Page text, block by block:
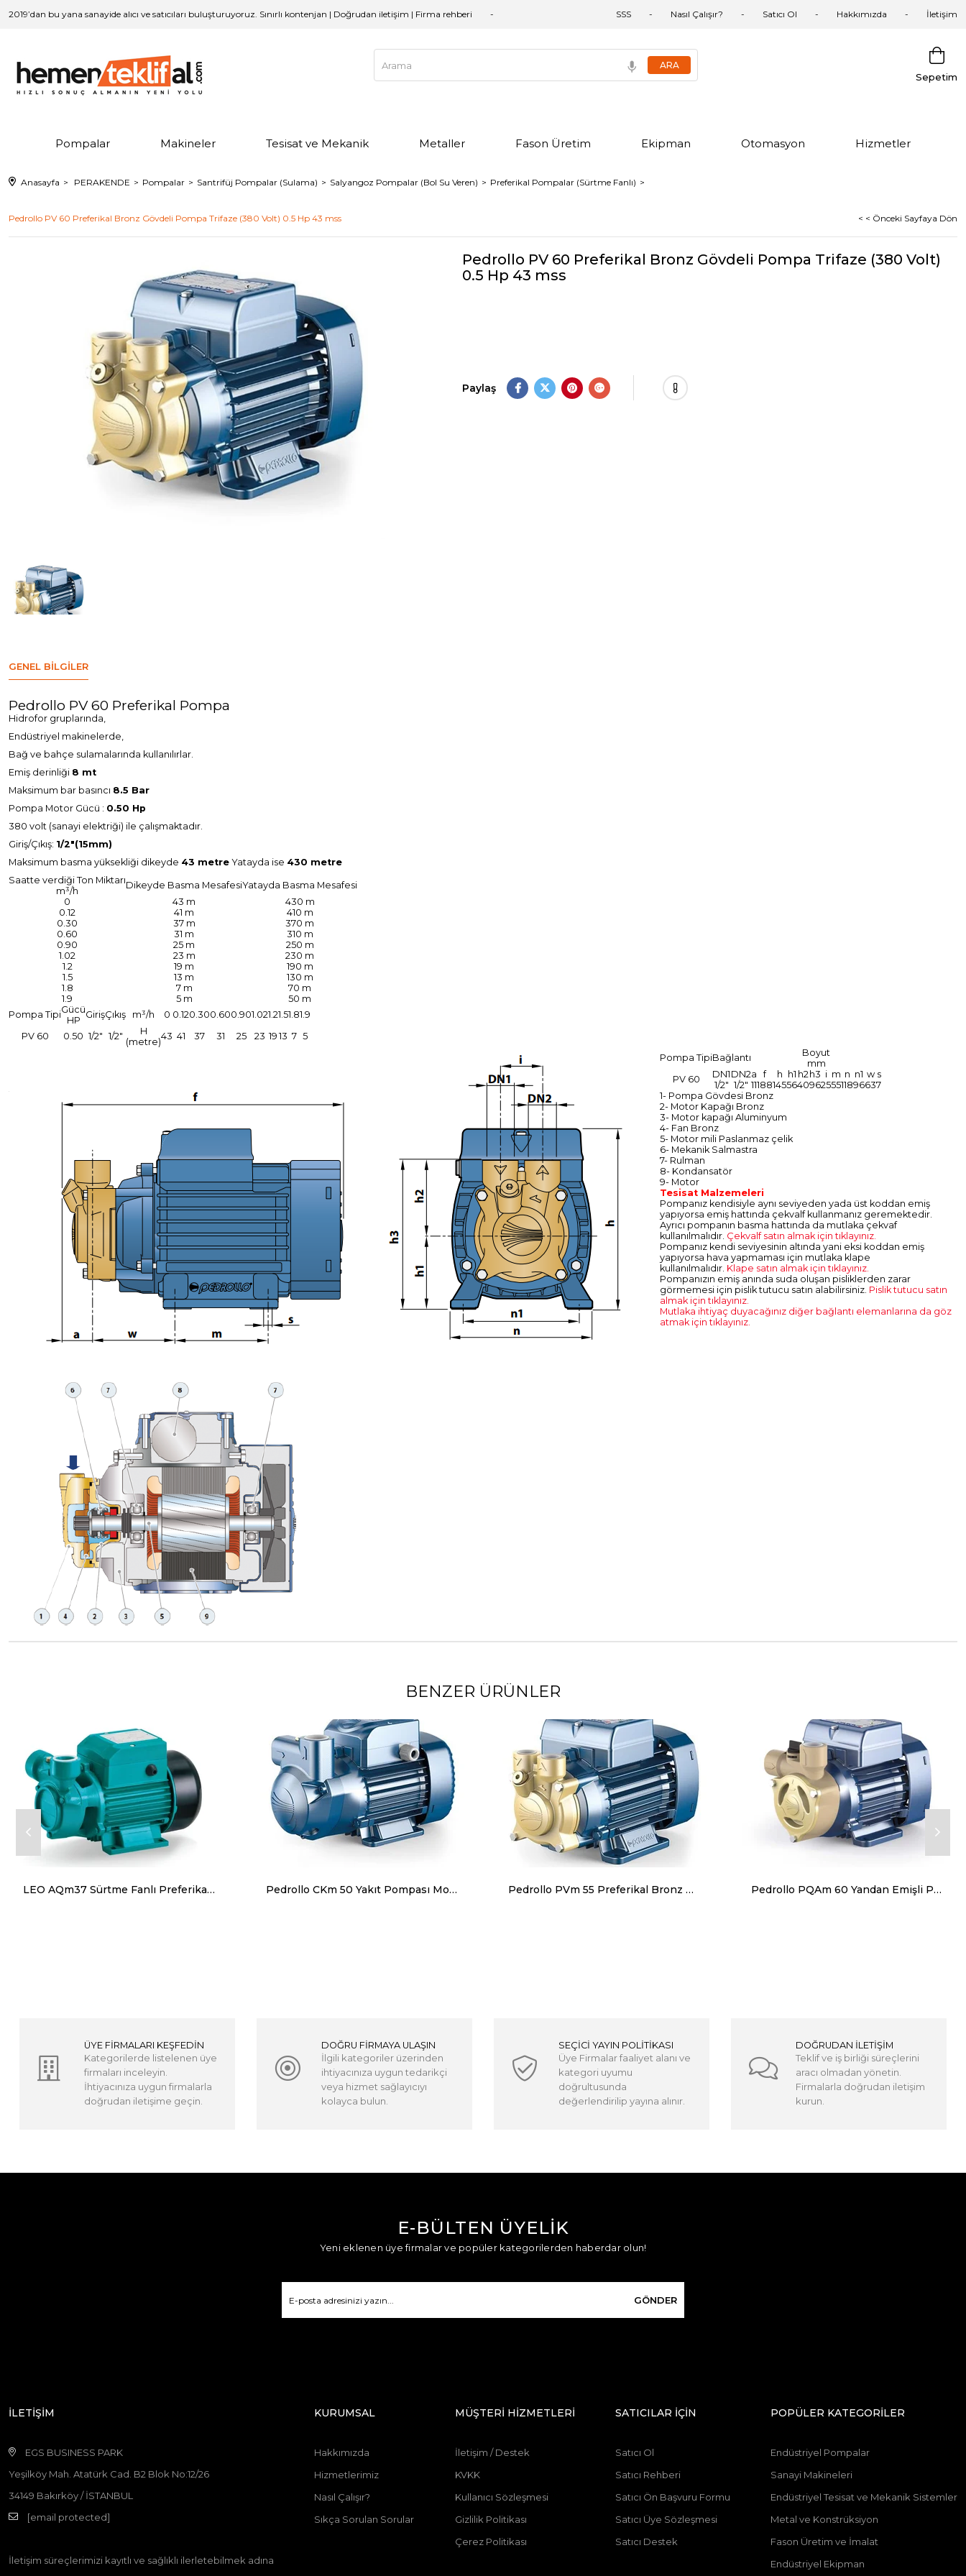
2019’dan bu yana sanayide alıcı ve satıcıları buluşturuyoruz. Sınırlı kontenjan | Doğrudan iletişim | Firma rehberi SSS Nasıl Çalışır? Satıcı Ol Hakkımızda İletişim
Sepetim
Pompalar Makineler Tesisat ve Mekanik Metaller Fason Üretim Ekipman Otomasyon Hizmetler
Anasayfa PERAKENDE Pompalar Santrifüj Pompalar (Sulama) Salyangoz Pompalar (Bol Su Veren) Preferikal Pompalar (Sürtme Fanlı)
Pedrollo PV 60 Preferikal Bronz Gövdeli Pompa Trifaze (380 Volt) 0.5 Hp 43 mss < < Önceki Sayfaya Dön
Pedrollo PV 60 Preferikal Bronz Gövdeli Pompa Trifaze (380 Volt)
0.5 Hp 43 mss
Paylaş
GENEL BILGILER
Pedrollo PV 60 Preferikal Pompa
Hidrofor gruplarında,
Endüstriyel makinelerde,
Bağ ve bahçe sulamalarında kullanılırlar.
Emiş derinliği 8 mt
Maksimum bar basıncı 8.5 Bar
Pompa Motor Gücü : 0.50 Hp
380 volt (sanayi elektriği) ile çalışmaktadır.
Giriş/Çıkış: 1/2"(15mm)
Maksimum basma yüksekliği dikeyde 43 metre Yatayda ise 430 metre
Saatte verdiği Ton Miktarı
m³/h
Dikeyde Basma MesafesiYatayda Basma Mesafesi
0
43 m
430 m
0.12
41 m
410 m
0.30
37 m
370 m
0.60
31 m
310 m
0.90
25 m
250 m
1.02
23 m
230 m
1.2
19 m
190 m
1.5
13 m
130 m
1.8
7 m
70 m
1.9
5 m
50 m
Pompa TipiGücü
HP
GirişÇıkış m³/h 0 0.120.300.600.901.021.21.51.81.9
PV 60
0.50 1/2" 1/2"
H
(metre)
43 41 37 31 25 23 19 13 7 5
Pompa TipiBağlantı
Boyut
mm
PV 60
DN1 DN2a f h h1 h2 h3 i m n n1 w s
1/2" 1/2" 11188145564096255511896637
1- Pompa Gövdesi Bronz
2- Motor Kapağı Bronz
3- Motor kapağı Aluminyum
4- Fan Bronz
5- Motor mili Paslanmaz çelik
6- Mekanik Salmastra
7- Rulman
8- Kondansatör
9- Motor
Tesisat Malzemeleri
Pompanız kendisiyle aynı seviyeden yada üst koddan emiş
yapıyorsa emiş hattında çekvalf kullanmanız geremektedir.
Ayrıcı pompanın basma hattında da mutlaka çekvaf
kullanılmalıdır. Çekvalf satın almak için tıklayınız.
Pompanız kendi seviyesinin altında yani eksi koddan emiş
yapıyorsa hava yapmaması için mutlaka klape
kullanılmalıdır. Klape satın almak için tıklayınız.
Pompanızın emiş anında suda oluşan pisliklerden zarar
görmemesi için pislik tutucu satın alabilirsiniz. Pislik tutucu satın
almak için tıklayınız.
Mutlaka ihtiyaç duyacağınız diğer bağlantı elemanlarına da göz
atmak için tıklayınız.
BENZER ÜRÜNLER
LEO AQm37 Sürtme Fanlı Preferikal Pompa Yandan Çıkışlı 0.50 Hp 40 mss 40 l/d Pedrollo CKm 50 Yakıt Pompası Monofaze (220 Volt) 0.5 Hp 35 mss Pedrollo PVm 55 Preferikal Bronz Gövdeli Pompa Monofaze (220 Volt) 0.25 Hp 42 mss Pedrollo PQAm 60 Yandan Emişli Preferikal Pompa Monofaze (220V) 0.5 Hp 40 mss
ÜYE FİRMALARI KEŞFEDİN
Kategorilerde listelenen üye
firmaları inceleyin.
İhtiyacınıza uygun firmalarla
doğrudan iletişime geçin.
DOĞRU FİRMAYA ULAŞIN
İlgili kategoriler üzerinden
ihtiyacınıza uygun tedarikçi
veya hizmet sağlayıcıyı
kolayca bulun.
SEÇİCİ YAYIN POLİTİKASI
Üye Firmalar faaliyet alanı ve
kategori uyumu
doğrultusunda
değerlendirilip yayına alınır.
DOĞRUDAN İLETİŞİM
Teklif ve iş birliği süreçlerini
aracı olmadan yönetin.
Firmalarla doğrudan iletişim
kurun.
E-BÜLTEN ÜYELİK
Yeni eklenen üye firmalar ve popüler kategorilerden haberdar olun!
GÖNDER
İLETİŞİM
EGS BUSINESS PARK
Yeşilköy Mah. Atatürk Cad. B2 Blok No:12/26
34149 Bakırköy / İSTANBUL
[email protected]
İletişim süreçlerimizi kayıtlı ve sağlıklı ilerletebilmek adına
KURUMSAL
Hakkımızda
Hizmetlerimiz
Nasıl Çalışır?
Sıkça Sorulan Sorular
MÜŞTERİ HİZMETLERİ
İletişim / Destek
KVKK
Kullanıcı Sözleşmesi
Gizlilik Politikası
Çerez Politikası
SATICILAR İÇİN
Satıcı Ol
Satıcı Rehberi
Satıcı Ön Başvuru Formu
Satıcı Üye Sözleşmesi
Satıcı Destek
POPÜLER KATEGORİLER
Endüstriyel Pompalar
Sanayi Makineleri
Endüstriyel Tesisat ve Mekanik Sistemler
Metal ve Konstrüksiyon
Fason Üretim ve İmalat
Endüstriyel Ekipman